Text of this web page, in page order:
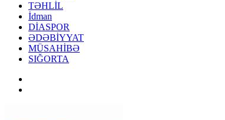
TƏHLİL
İdman
DİASPOR
ƏDƏBİYYAT
MÜSAHİBƏ
SIĞORTA